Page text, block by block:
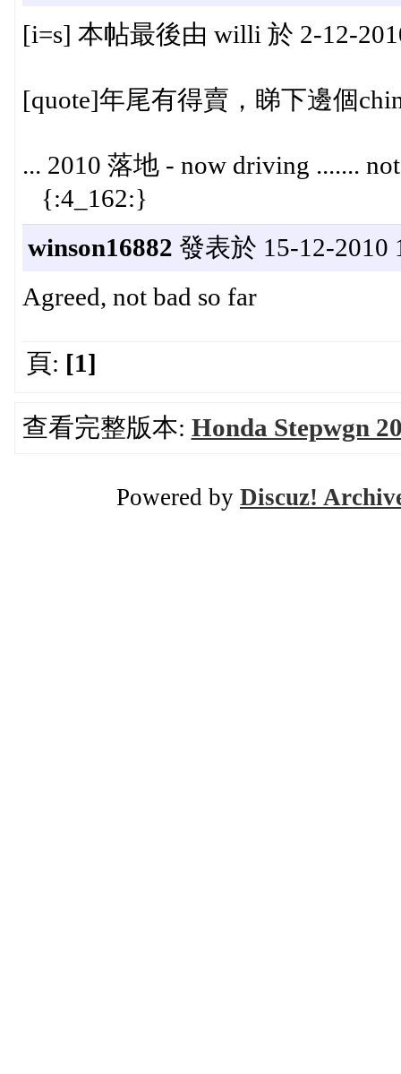
[i=s] 本帖最後由 willi 於 2-12-
[quote]年尾有得賣，睇下邊個
... 2010 落地 - now driving .......
{:4_162:}
winson16882 發表於 15-12-2010
Agreed, not bad so far
頁: [1]
查看完整版本: Honda Stepwgn
Powered by Discuz!